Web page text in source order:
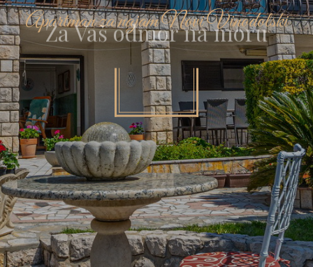
Apartman za najam Novi Vinodolski
Za Vaš odmor na moru